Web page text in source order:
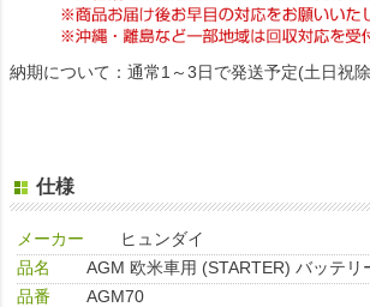
納期について：通常1～3日で発送予定(土日祝除
仕様
メーカー
ヒュンダイ
品名
AGM 欧米車用 (STARTER) バッテリ
品番
AGM70